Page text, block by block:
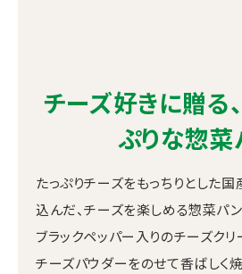
チーズ好きに贈る
ぷりな惣菜
たっぷりチーズをもっちりとした
込んだ、チーズを楽しめる惣菜パン
ブラックペッパー入りのチーズクリ
チーズパウダーをのせて香ばしく